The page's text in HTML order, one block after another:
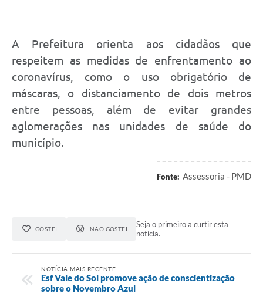
A Prefeitura orienta aos cidadãos que
respeitem as medidas de enfrentamento ao
coronavírus, como o uso obrigatório de
máscaras, o distanciamento de dois metros
entre pessoas, além de evitar grandes
aglomerações nas unidades de saúde do
município.
Fonte: Assessoria - PMD
GOSTEI NÃO GOSTEI
Seja o primeiro a curtir esta
notícia.
NOTÍCIA MAIS RECENTE
Esf Vale do Sol promove ação de conscientização
sobre o Novembro Azul